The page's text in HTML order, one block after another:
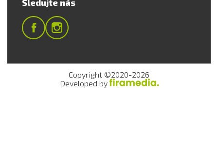
Sledujte nás
Copyright ©2020-2026
Developed by